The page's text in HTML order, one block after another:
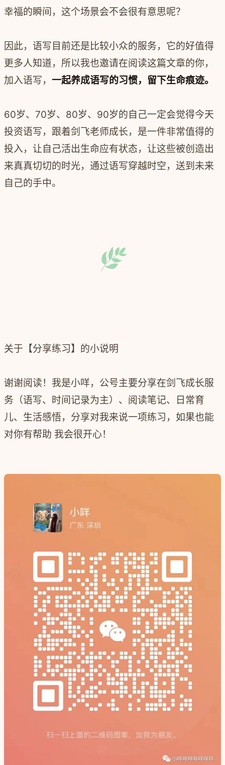
幸福的瞬间，这个场景会不会很有意思呢？
因此，语写目前还是比较小众的服务，它的好值得
更多人知道，所以我也邀请在阅读这篇文章的你，
加入语写， 一起养成语写的习惯，留下生命痕迹。
60岁、70岁、80岁、90岁的自己一定会觉得今天
投资语写，跟着剑飞老师成长，是一件非常值得的
投入，让自己活出生命应有状态，让这些被创造出
来真真切切的时光，通过语写穿越时空，送到未来
自己的手中。
关于【分享练习】的小说明
谢谢阅读！我是小咩，公号主要分享在剑飞成长服
务（语写、时间记录为主）、阅读笔记、日常育
儿、生活感悟，分享对我来说一项练习，如果也能
对你有帮助 我会很开心！